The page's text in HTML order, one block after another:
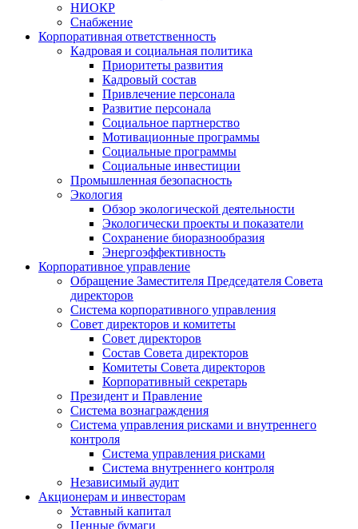
НИОКР
Снабжение
Корпоративная ответственность
Кадровая и социальная политика
Приоритеты развития
Кадровый состав
Привлечение персонала
Развитие персонала
Социальное партнерство
Мотивационные программы
Социальные программы
Социальные инвестиции
Промышленная безопасность
Экология
Обзор экологической деятельности
Экологически проекты и показатели
Сохранение биоразнообразия
Энергоэффективность
Корпоративное управление
Обращение Заместителя Председателя Совета
директоров
Система корпоративного управления
Совет директоров и комитеты
Совет директоров
Состав Совета директоров
Комитеты Совета директоров
Корпоративный секретарь
Президент и Правление
Система вознаграждения
Система управления рисками и внутреннего
контроля
Система управления рисками
Система внутреннего контроля
Независимый аудит
Акционерам и инвесторам
Уставный капитал
Ценные бумаги